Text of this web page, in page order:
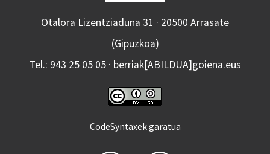
Otalora Lizentziaduna 31 · 20500 Arrasate
(Gipuzkoa)
Tel.: 943 25 05 05 · berriak[ABILDUA]goiena.eus
CodeSyntaxek garatua